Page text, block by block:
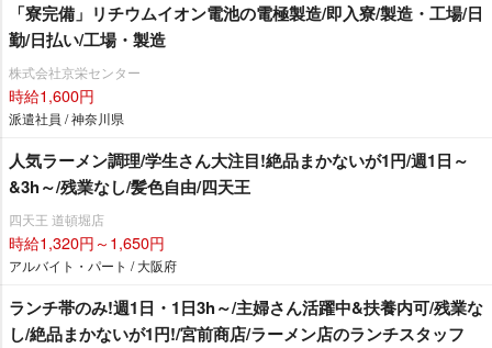
「寮完備」リチウムイオン電池の電極製造/即入寮/製造・工場/日
勤/日払い/工場・製造
株式会社京栄センター
時給1,600円
派遣社員 / 神奈川県
人気ラーメン調理/学生さん大注目!絶品まかないが1円/週1日～
&3h～/残業なし/髪色自由/四天王
四天王 道頓堀店
時給1,320円～1,650円
アルバイト・パート / 大阪府
ランチ帯のみ!週1日・1日3h～/主婦さん活躍中&扶養内可/残業な
し/絶品まかないが1円!/宮前商店/ラーメン店のランチスタッフ